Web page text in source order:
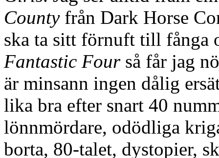
Countyfrån Dark Horse
ska ta sitt förnuft till fånga
Fantastic Fourså får jag
är minsann ingen dålig
lika bra efter snart 40
lönnmördare, odödliga
borta, 80-talet, dystopier,